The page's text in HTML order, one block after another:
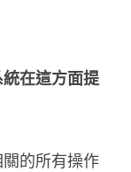
在這方面提
的所有操作